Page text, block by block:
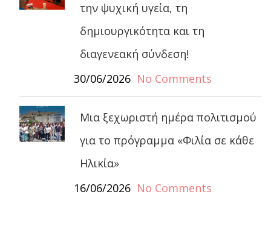
την ψυχική υγεία, τη
δημιουργικότητα και τη
διαγενεακή σύνδεση!
30/06/2026 No Comments
Μια ξεχωριστή ημέρα πολιτισμού
για το πρόγραμμα «Φιλία σε κάθε
Ηλικία»
16/06/2026 No Comments